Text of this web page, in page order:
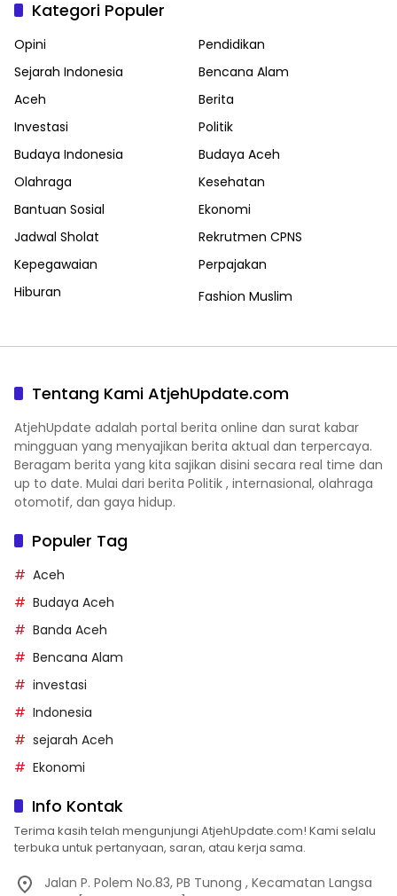
Kategori Populer
Opini
Pendidikan
Sejarah Indonesia
Bencana Alam
Aceh
Berita
Investasi
Politik
Budaya Indonesia
Budaya Aceh
Olahraga
Kesehatan
Bantuan Sosial
Ekonomi
Jadwal Sholat
Rekrutmen CPNS
Kepegawaian
Perpajakan
Hiburan
Fashion Muslim
Tentang Kami AtjehUpdate.com
AtjehUpdate adalah portal berita online dan surat kabar
mingguan yang menyajikan berita aktual dan terpercaya.
Beragam berita yang kita sajikan disini secara real time dan
up to date. Mulai dari berita Politik , internasional, olahraga
otomotif, dan gaya hidup.
Populer Tag
Aceh
Budaya Aceh
Banda Aceh
Bencana Alam
investasi
Indonesia
sejarah Aceh
Ekonomi
Info Kontak
Terima kasih telah mengunjungi AtjehUpdate.com! Kami selalu
terbuka untuk pertanyaan, saran, atau kerja sama.
Jalan P. Polem No.83, PB Tunong , Kecamatan Langsa